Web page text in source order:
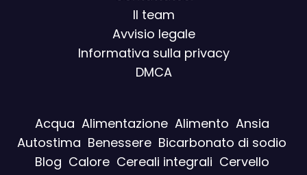
Il team
Avvisio legale
Informativa sulla privacy
DMCA
Acqua Alimentazione Alimento Ansia
Autostima Benessere Bicarbonato di sodio
Blog Calore Cereali integrali Cervello